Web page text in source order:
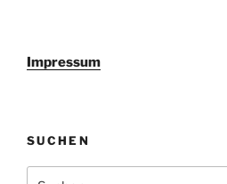
Impressum
SUCHEN